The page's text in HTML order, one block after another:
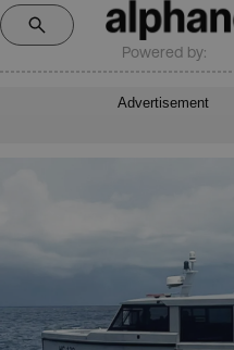
Powered by:
Advertisement